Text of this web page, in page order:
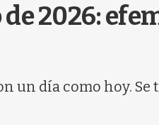
de 2026:
un día como hoy.